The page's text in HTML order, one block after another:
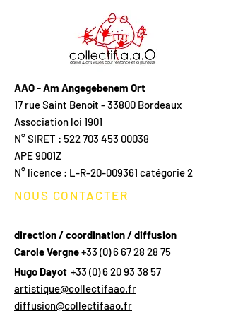
AAO - Am Angegebenem Ort
17 rue Saint Benoît - 33800 Bordeaux
Association loi 1901
N° SIRET : 522 703 453 00038
APE 9001Z
N° licence : L-R-20-009361 catégorie 2
NOUS CONTACTER
direction / coordination / diffusion
Carole Vergne+33 (0) 6 67 28 28 75
Hugo Dayot +33 (0) 6 20 93 38 57
artistique@collectifaao.fr
diffusion@collectifaao.fr